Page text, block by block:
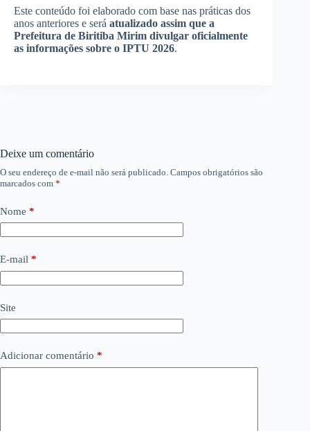
Este conteúdo foi elaborado com base nas práticas dos
anos anteriores e será atualizado assim que a
Prefeitura de Biritiba Mirim divulgar oficialmente
as informações sobre o IPTU 2026.
Deixe um comentário
O seu endereço de e-mail não será publicado. Campos obrigatórios são
marcados com *
Nome *
E-mail *
Site
Adicionar comentário *